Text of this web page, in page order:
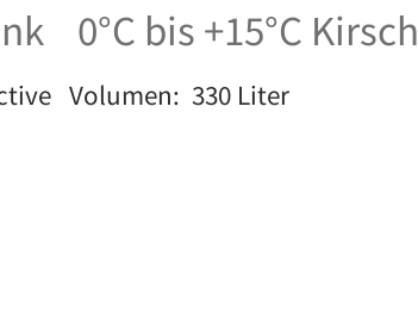
0°C bis +15°C Kirsch
Volumen: 330 Liter